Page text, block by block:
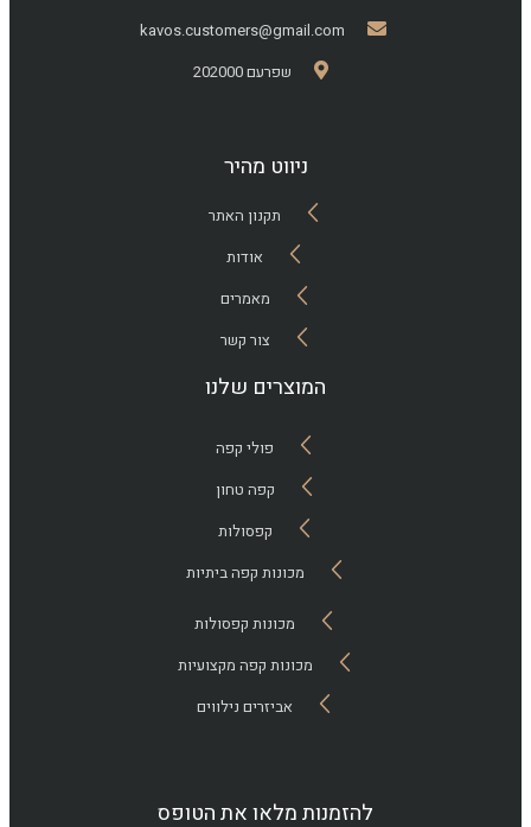
kavos.customers@gmail.com
שפרעם 202000
ניווט מהיר
תקנון האתר
אודות
מאמרים
צור קשר
המוצרים שלנו
פולי קפה
קפה טחון
קפסולות
מכונות קפה ביתיות
מכונות קפסולות
מכונות קפה מקצועיות
אביזרים נילווים
להזמנות מלאו את הטופס